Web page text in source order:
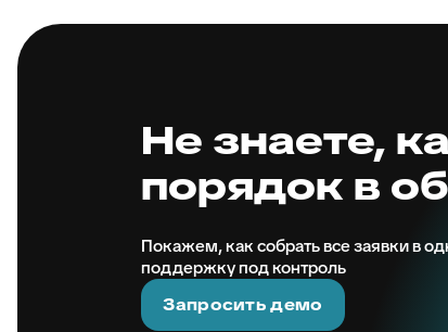
Не знаете,
порядок в
Покажем, как собрать все заявки в
поддержку под контроль
Запросить демо